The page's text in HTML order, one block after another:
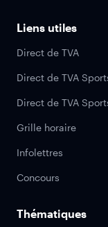
Liens utiles
Direct de TVA
Direct de TVA
Direct de TVA
Grille horaire
Infolettres
Concours
Thématiques